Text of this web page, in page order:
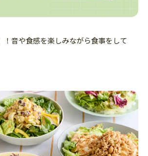
！音や食感を楽しみながら食事をして